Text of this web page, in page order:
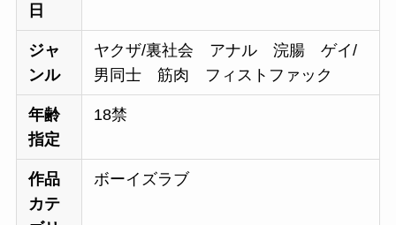
日
ジャ
ンル
ヤクザ/裏社会 アナル 浣腸 ゲイ/
男同士 筋肉 フィストファック
年齢
指定
18禁
作品
カテ
ボーイズラブ